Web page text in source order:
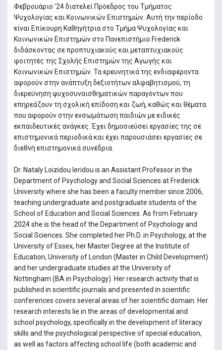
Φεβρουάριο ’24 διατελεί Πρόεδρος του Τμήματος
Ψυχολογίας και Κοινωνικών Επιστημών. Αυτή την περίοδο
είναι Επίκουρη Καθηγήτρια στο Τμήμα Ψυχολογίας και
Κοινωνικών Επιστημών στο Πανεπιστήμιο Frederick
διδάσκοντας σε προπτυχιακούς και μεταπτυχιακούς
φοιτητές της Σχολής Επιστημών της Αγωγής και
Κοινωνικών Επιστημών. Τα ερευνητικά της ενδιαφέροντα
αφορούν στην ανάπτυξη δεξιοτήτων αλφαβητισμού, τη
διερεύνηση ψυχοσυναισθηματικών παραγόντων που
επηρεάζουν τη σχολική επίδοση και ζωή, καθώς και θέματα
που αφορούν στην ενσωμάτωση παιδιών με ειδικές
εκπαιδευτικές ανάγκες. Έχει δημοσιεύσει εργασίες της σε
επιστημονικά περιοδικά και έχει παρουσιάσει εργασίες σε
διεθνή επιστημονικά συνέδρια.
Dr. Nataly Loizidou Ieridou is an Assistant Professor in the
Department of Psychology and Social Sciences at Frederick
University where she has been a faculty member since 2006,
teaching undergraduate and postgraduate students of the
School of Education and Social Sciences. As from February
2024 she is the head of the Department of Psychology and
Social Sciences. She completed her Ph.D. in Psychology, at the
University of Essex, her Master Degree at the Institute of
Education, University of London (Master in Child Development)
and her undergraduate studies at the University of
Nottingham (BA in Psychology). Her research activity that is
published in scientific journals and presented in scientific
conferences covers several areas of her scientific domain. Her
research interests lie in the areas of developmental and
school psychology, specifically in the development of literacy
skills and the psychological perspective of special education,
as well as factors affecting school life (both academic and